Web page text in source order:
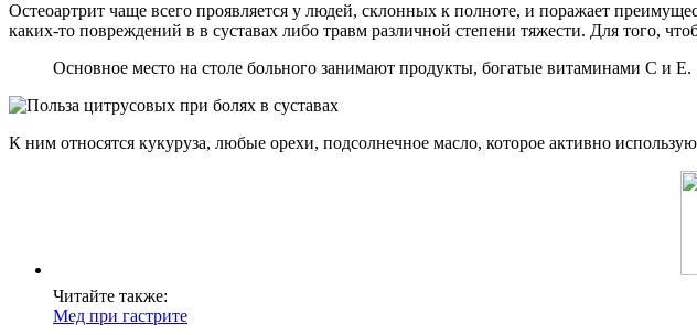
Остеоартрит чаще всего проявляется у людей, склонных к полноте, и поражает
каких-то повреждений в в суставах либо травм различной степени тяжести. Для того,
Основное место на столе больного занимают продукты, богатые витаминами С и Е.
К ним относятся кукуруза, любые орехи, подсолнечное масло, которое активно
Читайте также:
Мед при гастрите